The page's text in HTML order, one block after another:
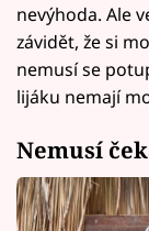
nevýhoda. Ale
závidět, že si
nemusí se
lijáku nemají
Nemusí